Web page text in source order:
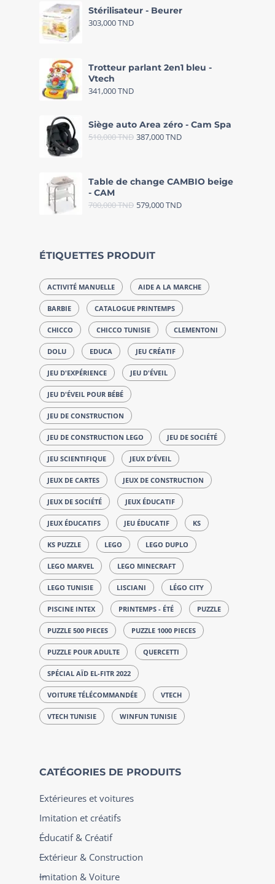
Stérilisateur - Beurer
303,000TND
Trotteur parlant 2en1 bleu -
Vtech
341,000TND
Siège auto Area zéro - Cam Spa
510,000TND 387,000TND
Table de change CAMBIO beige
- CAM
700,000TND 579,000TND
ÉTIQUETTES PRODUIT
ACTIVITÉ MANUELLE AIDE A LA MARCHE
BARBIE CATALOGUE PRINTEMPS
CHICCO CHICCO TUNISIE CLEMENTONI
DOLU EDUCA JEU CRÉATIF
JEU D'EXPÉRIENCE JEU D'ÉVEIL
JEU D'ÉVEIL POUR BÉBÉ
JEU DE CONSTRUCTION
JEU DE CONSTRUCTION LEGO JEU DE SOCIÉTÉ
JEU SCIENTIFIQUE JEUX D'ÉVEIL
JEUX DE CARTES JEUX DE CONSTRUCTION
JEUX DE SOCIÉTÉ JEUX ÉDUCATIF
JEUX ÉDUCATIFS JEU ÉDUCATIF KS
KS PUZZLE LEGO LEGO DUPLO
LEGO MARVEL LEGO MINECRAFT
LEGO TUNISIE LISCIANI LÉGO CITY
PISCINE INTEX PRINTEMPS - ÉTÉ PUZZLE
PUZZLE 500 PIECES PUZZLE 1000 PIECES
PUZZLE POUR ADULTE QUERCETTI
SPÉCIAL AÏD EL-FITR 2022
VOITURE TÉLÉCOMMANDÉE VTECH
VTECH TUNISIE WINFUN TUNISIE
CATÉGORIES DE PRODUITS
Extérieures et voitures
Imitation et créatifs
Éducatif & Créatif
Extérieur & Construction
Imitation & Voiture